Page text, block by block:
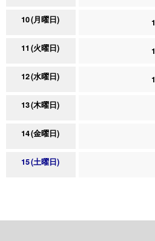
10 月曜日
11 火曜日
12 水曜日
13 木曜日
14 金曜日
15 土曜日